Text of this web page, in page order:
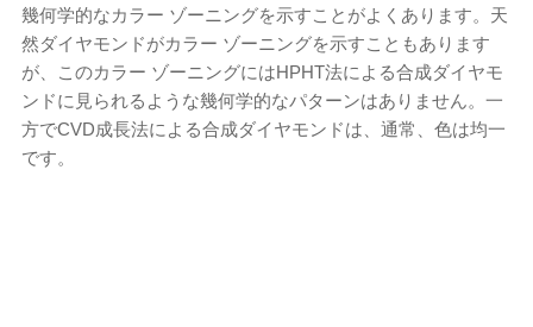
幾何学的なカラー ゾーニングを示すことがよくあります。天
然ダイヤモンドがカラー ゾーニングを示すこともあります
が、このカラー ゾーニングにはHPHT法による合成ダイヤモ
ンドに見られるような幾何学的なパターンはありません。一
方でCVD成長法による合成ダイヤモンドは、通常、色は均一
です。